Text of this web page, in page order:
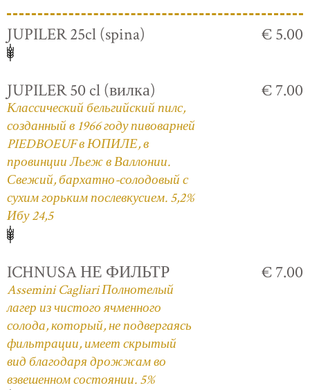
JUPILER 25cl (spina) € 5.00
JUPILER 50 cl (вилка)
Классический бельгийский пилс,
созданный в 1966 году пивоварней
PIEDBOEUF в ЮПИЛЕ, в
провинции Льеж в Валлонии.
Свежий, бархатно-солодовый с
сухим горьким послевкусием. 5,2%
Ибу 24,5
€ 7.00
ICHNUSA НЕ ФИЛЬТР
Assemini Cagliari Полнотелый
лагер из чистого ячменного
солода, который, не подвергаясь
фильтрации, имеет скрытый
вид благодаря дрожжам во
взвешенном состоянии. 5%
€ 7.00